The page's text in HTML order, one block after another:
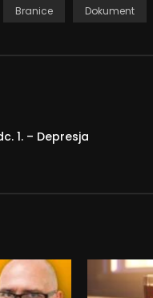
Branice Dokument
1. – Depresja